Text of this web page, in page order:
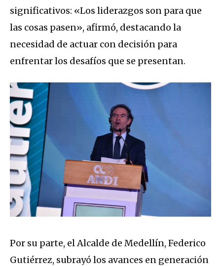
significativos: «Los liderazgos son para que
las cosas pasen», afirmó, destacando la
necesidad de actuar con decisión para
enfrentar los desafíos que se presentan.
Por su parte, el Alcalde de Medellín, Federico
Gutiérrez, subrayó los avances en generación